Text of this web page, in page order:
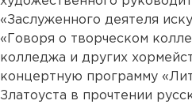
«Заслуженного деятеля
«Говоря о творческом
колледжа и других
концертную программу
Златоуста в прочтении